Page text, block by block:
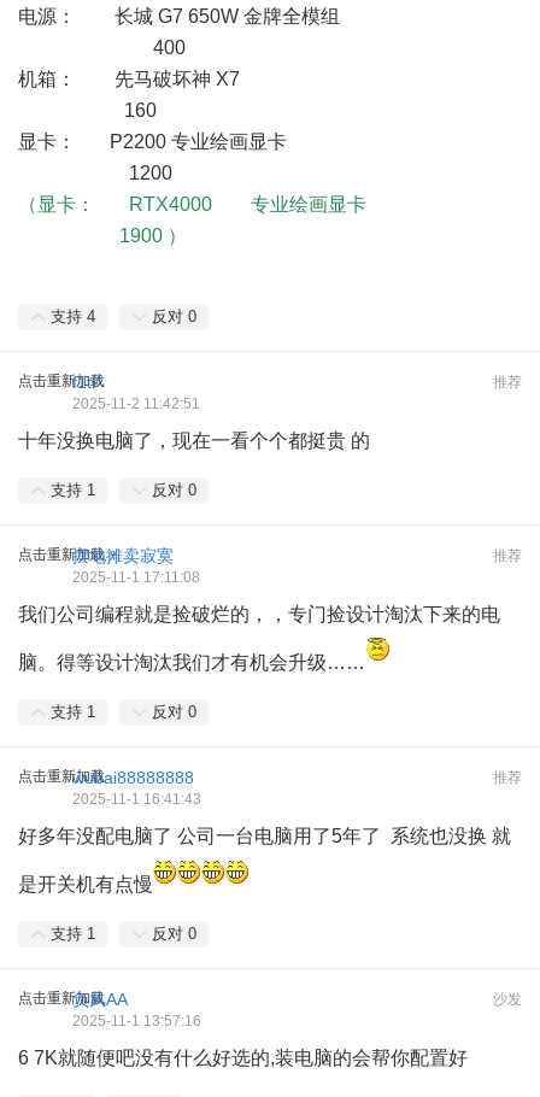
电源： 长城 G7 650W 金牌全模组
400
机箱： 先马破坏神 X7
160
显卡： P2200 专业绘画显卡
1200
（显卡： RTX4000 专业绘画显卡
1900 ）
支持 4 反对 0
点击重新加载 推荐
f1tl*
2025-11-2 11:42:51
十年没换电脑了，现在一看个个都挺贵 的
支持 1 反对 0
点击重新加载 推荐
摆地摊卖寂寞
2025-11-1 17:11:08
我们公司编程就是捡破烂的，，专门捡设计淘汰下来的电
脑。得等设计淘汰我们才有机会升级……
支持 1 反对 0
点击重新加载 推荐
wubai88888888
2025-11-1 16:41:43
好多年没配电脑了 公司一台电脑用了5年了 系统也没换 就
是开关机有点慢
支持 1 反对 0
点击重新加载 沙发
负风AA
2025-11-1 13:57:16
6 7K就随便吧没有什么好选的,装电脑的会帮你配置好